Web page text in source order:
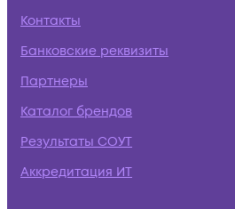
Контакты
Банковские реквизиты
Партнеры
Каталог брендов
Результаты СОУТ
Аккредитация ИТ